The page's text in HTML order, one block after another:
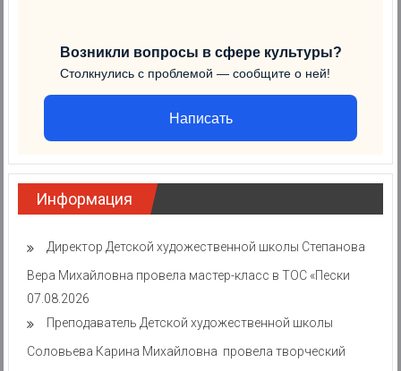
Возникли вопросы в сфере культуры?
Столкнулись с проблемой — сообщите о ней!
Написать
Информация
Директор Детской художественной школы Степанова
Вера Михайловна провела мастер-класс в ТОС «Пески
07.08.2026
Преподаватель Детской художественной школы
Соловьева Карина Михайловна провела творческий